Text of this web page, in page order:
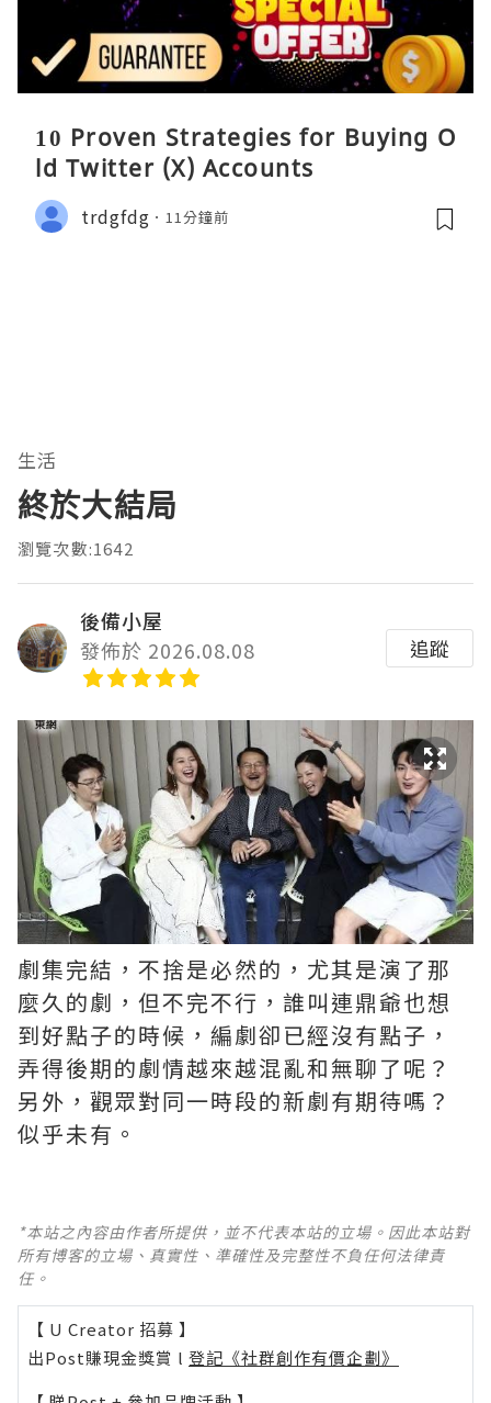
10 Proven Strategies for Buying O
ld Twitter (X) Accounts
trdgfdg 11分鐘前
生活
終於大結局
瀏覽次數:1642
後備小屋
發佈於 2026.08.08
追蹤
劇集完結，不捨是必然的，尤其是演了那
麼久的劇，但不完不行，誰叫連鼎爺也想
到好點子的時候，編劇卻已經沒有點子，
弄得後期的劇情越來越混亂和無聊了呢？ ​​​
另外，觀眾對同一時段的新劇有期待嗎？
似乎未有。
*本站之內容由作者所提供，並不代表本站的立場。因此本站對
所有博客的立場、真實性、準確性及完整性不負任何法律責
任。
【 U Creator 招募 】
出Post賺現金獎賞 l 登記《社群創作有價企劃》